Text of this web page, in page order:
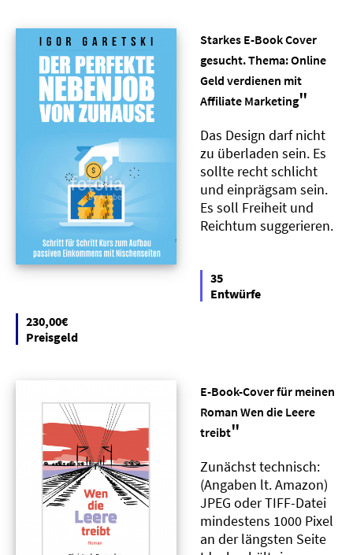
Starkes E-Book Cover
gesucht. Thema: Online
Geld verdienen mit
Affiliate Marketing"
Das Design darf nicht
zu überladen sein. Es
sollte recht schlicht
und einprägsam sein.
Es soll Freiheit und
Reichtum suggerieren.
35
Entwürfe
230,00€
Preisgeld
E-Book-Cover für meinen
Roman Wen die Leere
treibt"
Zunächst technisch:
(Angaben lt. Amazon)
JPEG oder TIFF-Datei
mindestens 1000 Pixel
an der längsten Seite